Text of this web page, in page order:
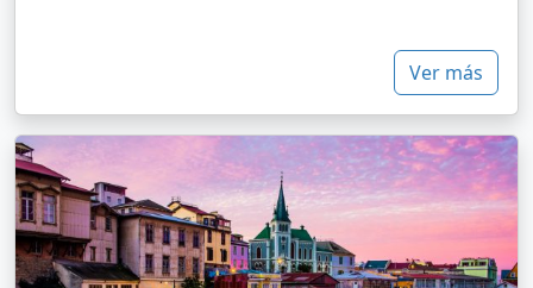
Ver más